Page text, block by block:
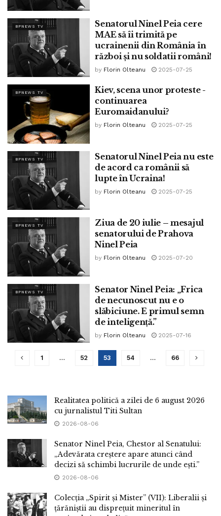
BPNEWS TV
Senatorul Ninel Peia cere
MAE să îi trimită pe
ucrainenii din România în
război și nu soldatii români!
by Florin Olteanu 2025-07-25
BPNEWS TV
Kiev, scena unor proteste -
continuarea
Euromaidanului?
by Florin Olteanu 2025-07-25
BPNEWS TV
Senatorul Ninel Peia nu este
de acord ca românii să
lupte în Ucraina!
by Florin Olteanu 2025-07-25
BPNEWS TV
Ziua de 20 iulie – mesajul
senatorului de Prahova
Ninel Peia
by Florin Olteanu 2025-07-20
BPNEWS TV
Senator Ninel Peia: „Frica
de necunoscut nu e o
slăbiciune. E primul semn
de inteligență.”
by Florin Olteanu 2025-07-16
1 … 52 53 54 … 66
Realitatea politică a zilei de 6 august 2026
cu jurnalistul Titi Sultan
2026-08-06
Senator Ninel Peia, Chestor al Senatului:
„Adevărata creștere apare atunci când
decizi să schimbi lucrurile de unde ești.”
2026-08-06
Colecția „Spirit și Mister” (VII): Liberalii și
țărăniștii au disprețuit mineritul în